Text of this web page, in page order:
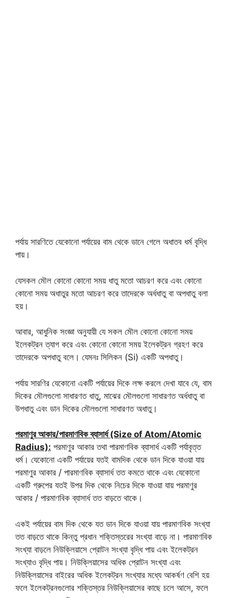
পর্যায় সারণিতে যেকোনো পর্যায়ের বাম থেকে ডানে গেলে অধাতব ধর্ম বৃদ্ধি
পায়।
যেসকল মৌল কোনো কোনো সময় ধাতু মতো আচরণ করে এবং কোনো
কোনো সময় অধাতুর মতো আচরণ করে তাদেরকে অর্ধধাতু বা অপধাতু বলা
হয়।
আবার, আধুনিক সংজ্ঞা অনুযায়ী যে সকল মৌল কোনো কোনো সময়
ইলেকট্রন ত্যাগ করে এবং কোনো কোনো সময় ইলেকট্রন গ্রহণ করে
তাদেরকে অপধাতু বলে। যেমনঃ সিলিকন (Si) একটি অপধাতু।
পর্যায় সারণির যেকোনো একটি পর্যায়ের দিকে লক্ষ করলে দেখা যাবে যে, বাম
দিকের মৌলগুলো সাধারণত ধাতু, মাঝের মৌলগুলো সাধারণত অর্ধধাতু বা
উপধাতু এবং ডান দিকের মৌলগুলো সাধারণত অধাতু।
পরমাণুর আকার/পারমাণবিক ব্যাসার্ধ (Size of Atom/Atomic
Radius): পরমাণুর আকার তথা পারমাণবিক ব্যাসার্ধ একটি পর্যাবৃত্ত
ধর্ম। যেকোনো একটি পর্যায়ের যতই বামদিক থেকে ডান দিকে যাওয়া যায়
পরমাণুর আকার / পারমাণবিক ব্যাসার্ধ তত কমতে থাকে এবং যেকোনো
একটি গ্রুপের যতই উপর দিক থেকে নিচের দিকে যাওয়া যায় পরমাণুর
আকার / পারমাণবিক ব্যাসার্ধ তত বাড়তে থাকে।
একই পর্যায়ের বাম দিক থেকে যত ডান দিকে যাওয়া যায় পারমাণবিক সংখ্যা
তত বাড়তে থাকে কিন্তু প্রধান শক্তিস্তরের সংখ্যা বাড়ে না। পারমাণবিক
সংখ্যা বাড়লে নিউক্লিয়াসে প্রোটন সংখ্যা বৃদ্ধি পায় এবং ইলেকট্রন
সংখ্যাও বৃদ্ধি পায়। নিউক্লিয়াসের অধিক প্রোটন সংখ্যা এবং
নিউক্লিয়াসের বাইরের অধিক ইলেকট্রন সংখ্যার মধ্যে আকর্ষণ বেশি হয়
ফলে ইলেকট্রনগুলোর শক্তিস্তর নিউক্লিয়াসের কাছে চলে আসে, ফলে